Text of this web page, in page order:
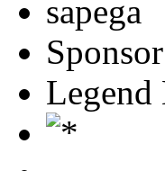
sapega
Sponsor
Legend